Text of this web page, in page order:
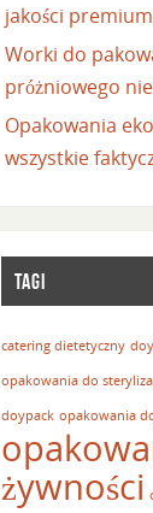
jakości premium
Worki do
próżniowego
Opakowania
wszystkie
TAGI
catering dietetyczny
opakowania do
doypack opakowania
żywności